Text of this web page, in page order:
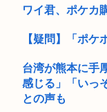
ワイ君、ポケカ
【疑問】「ポ
台湾が熊本に手
感じる」「いっ
との声も